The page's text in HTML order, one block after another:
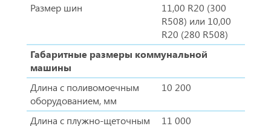
Размер шин
11,00 R20 (300
R508) или 10,00
R20 (280 R508)
Габаритные размеры коммунальной
машины
Длина с поливомоечным
оборудованием, мм
10 200
Длина с плужно-щеточным 11 000